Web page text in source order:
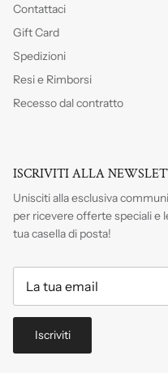
Contattaci
Gift Card
Spedizioni
Resi e Rimborsi
Recesso dal contratto
ISCRIVITI ALLA
Unisciti alla esclusiva
per ricevere offerte speciali e
tua casella di posta!
Iscriviti